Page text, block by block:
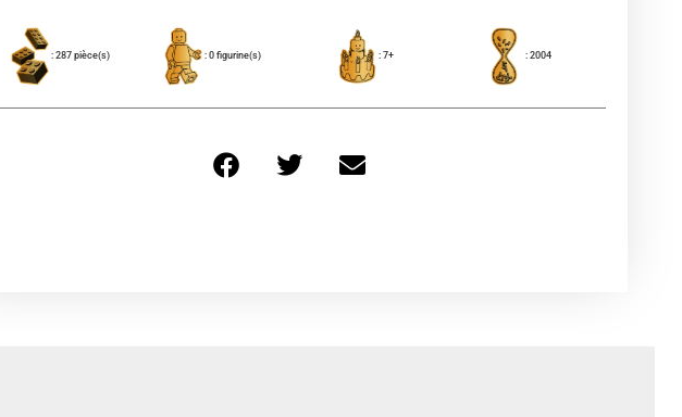
: 287 pièce(s) : 0 figurine(s) : 7+ : 2004